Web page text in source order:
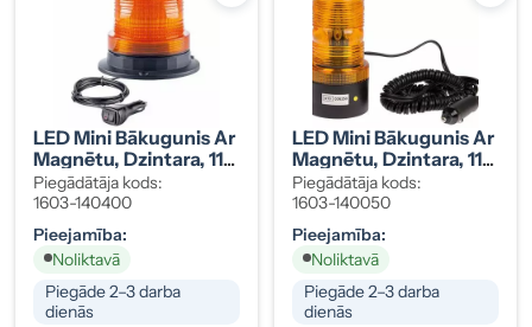
LED Mini Bākugunis Ar
Magnētu, Dzintara, 11-
110V, 129x94 Mm
Piegādātāja kods:
1603-140400
Pieejamība:
Noliktavā
Piegāde 2–3 darba
dienās
LED Mini Bākugunis Ar
Magnētu, Dzintara, 11-
110V, 138x73 Mm
Piegādātāja kods:
1603-140050
Pieejamība:
Noliktavā
Piegāde 2–3 darba
dienās